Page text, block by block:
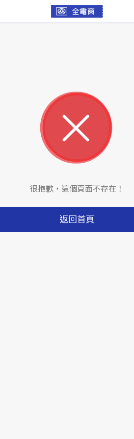
很抱歉，這個頁面不存在！
返回首頁